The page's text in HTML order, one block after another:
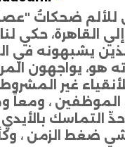
للألم ضحكاتُ
إلي القاهرة، حكي
يشبهونه في
هو، يواجهون
غير
الموظفين ،
حدِّ التماسك بالأيدي
ضغط الزمن ،